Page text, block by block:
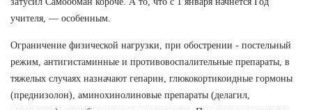
учителя, — особенным.
Ограничение физической нагрузки, при обострении - постельный
режим, антигистаминные и противовоспалительные препараты, в
тяжелых случаях назначают гепарин, глюкокортикоидные гормоны
(преднизолон), аминохинолиновые препараты (делагил,